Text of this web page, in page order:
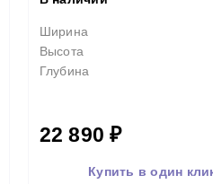
Ширина
Высота
Глубина
22 890 ₽
Купить в один